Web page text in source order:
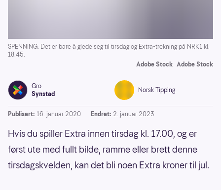
SPENNING: Det er bare å glede seg til tirsdag og Extra-trekning på NRK1 kl.
18.45.
Adobe Stock Adobe Stock
Gro
Synstad
Norsk Tipping
Publisert: 16. januar 2020 Endret: 2. januar 2023
Hvis du spiller Extra innen tirsdag kl. 17.00, og er
først ute med fullt bilde, ramme eller brett denne
tirsdagskvelden, kan det bli noen Extra kroner til jul.